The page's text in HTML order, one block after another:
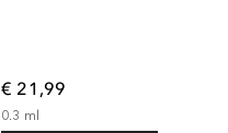
€ 21,99
0.3 ml